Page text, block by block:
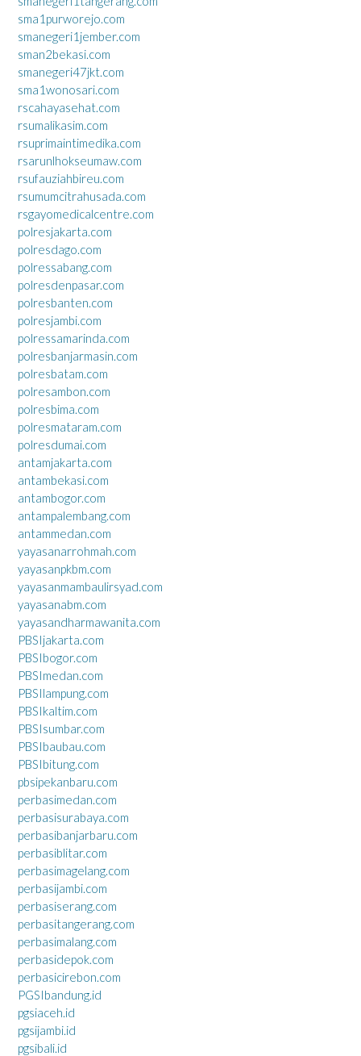
sma1purworejo.com
smanegeri1jember.com
sman2bekasi.com
smanegeri47jkt.com
sma1wonosari.com
rscahayasehat.com
rsumalikasim.com
rsuprimaintimedika.com
rsarunlhokseumaw.com
rsufauziahbireu.com
rsumumcitrahusada.com
rsgayomedicalcentre.com
polresjakarta.com
polresdago.com
polressabang.com
polresdenpasar.com
polresbanten.com
polresjambi.com
polressamarinda.com
polresbanjarmasin.com
polresbatam.com
polresambon.com
polresbima.com
polresmataram.com
polresdumai.com
antamjakarta.com
antambekasi.com
antambogor.com
antampalembang.com
antammedan.com
yayasanarrohmah.com
yayasanpkbm.com
yayasanmambaulirsyad.com
yayasanabm.com
yayasandharmawanita.com
PBSIjakarta.com
PBSIbogor.com
PBSImedan.com
PBSIlampung.com
PBSIkaltim.com
PBSIsumbar.com
PBSIbaubau.com
PBSIbitung.com
pbsipekanbaru.com
perbasimedan.com
perbasisurabaya.com
perbasibanjarbaru.com
perbasiblitar.com
perbasimagelang.com
perbasijambi.com
perbasiserang.com
perbasitangerang.com
perbasimalang.com
perbasidepok.com
perbasicirebon.com
PGSIbandung.id
pgsiaceh.id
pgsijambi.id
pgsibali.id